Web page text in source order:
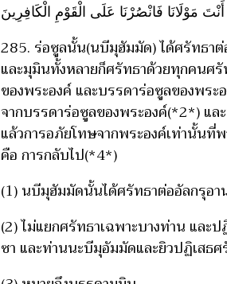
أَنْتَ مَوْلَانَا فَانْصُرْنَا عَلَى الْقَوْمِ الْكَافِرِينَ
285. ร่อซูลนั้น(นบีมุฮัมมัด) ได้ศรัทธาต่
และมุมินทั้งหลายก็ศรัทธาด้วยทุกคนศ
ของพระองค์ และบรรดาร่อซูลของพระ
จากบรรดาร่อซูลของพระองค์(*2*) แล
แล้วการอภัยโทษจากพระองค์เท่านั้นที่
คือ การกลับไป(*4*)
(1) นบีมุฮัมมัดนั้นได้ศรัทธาต่ออัลกรุอา
(2) ไม่แยกศรัทธาเฉพาะบางท่าน แล
ซา และท่านนะบีมุอัมมัดและยิวปฏิเส